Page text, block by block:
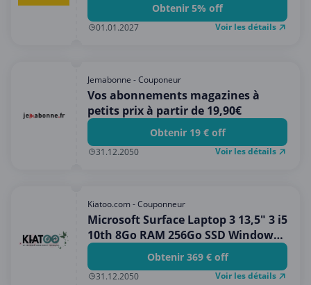
Obtenir 5% off
01.01.2027 Voir les détails
Jemabonne - Couponeur
Vos abonnements magazines à
petits prix à partir de 19,90€
Obtenir 19 € off
31.12.2050 Voir les détails
Kiatoo.com - Couponneur
Microsoft Surface Laptop 3 13,5" 3 i5
10th 8Go RAM 256Go SSD Windows
11
Obtenir 369 € off
31.12.2050 Voir les détails